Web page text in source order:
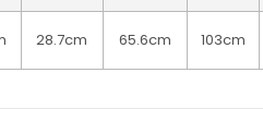
28.7cm 65.6cm 103cm